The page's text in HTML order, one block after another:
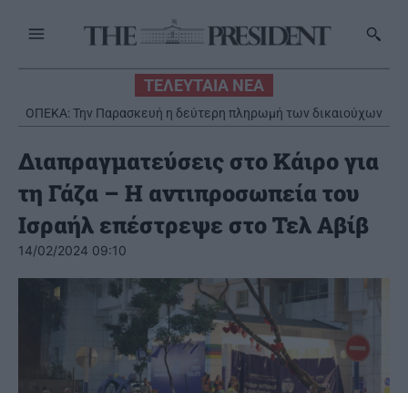
ΤΕΛΕΥΤΑΙΑ ΝΕΑ
ΟΠΕΚΑ: Την Παρασκευή η δεύτερη πληρωμή των δικαιούχων
του Λογαριασμού Αγροτικής Εστίας
Διαπραγματεύσεις στο Κάιρο για
τη Γάζα – Η αντιπροσωπεία του
Ισραήλ επέστρεψε στο Τελ Αβίβ
14/02/2024 09:10